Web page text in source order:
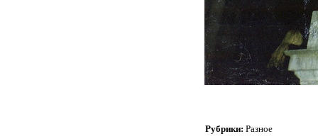
Рубрики: Разное